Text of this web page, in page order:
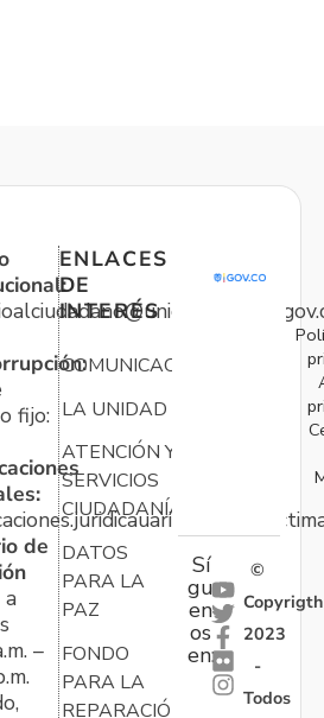
fijo:
de
a
–
ENLACES
DE
INTERÉS
COMUNICACIONES
LA UNIDAD
ATENCIÓN Y
SERVICIOS
CIUDADANÍA
DATOS
PARA LA
PAZ
FONDO
PARA LA
REPARACIÓN
Sí
gu
en
os
en:
©
Copyrigth
2023
-
Todos